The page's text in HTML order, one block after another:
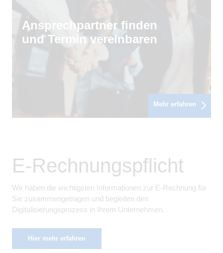
Ansprechpartner finden
und Termin vereinbaren
Mehr erfahren
E-Rechnungspflicht
Wir haben die wichtigsten Informationen zur E-Rechnung für
Sie zusammengetragen und begleiten den
Digitalisierungsprozess in Ihrem Unternehmen.
Hier mehr erfahren